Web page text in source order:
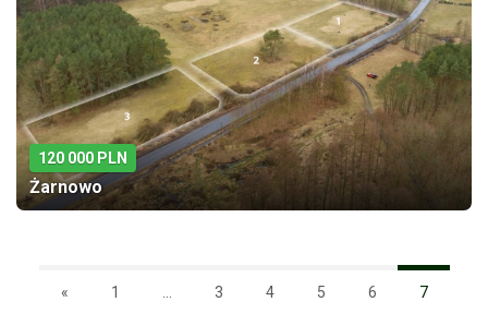
120 000 PLN
Żarnowo
« 1 3 4 5 6 7